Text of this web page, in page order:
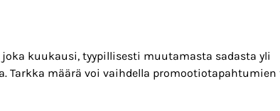
kuukausi, tyypillisesti muutamasta sadasta yli
määrä voi vaihdella promootiotapahtumien